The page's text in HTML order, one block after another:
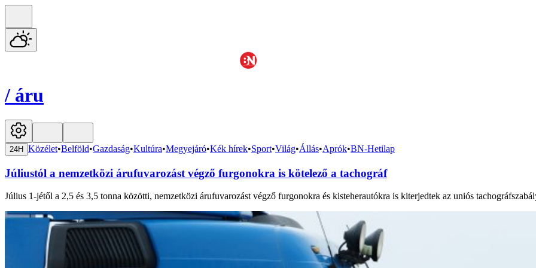
/ áru
24H Közélet•Belföld•Gazdaság•Kultúra•Megyejáró•Kék hírek•Sport•Világ•Állás•Aprók•BN-Hetilap
Júliustól a nemzetközi árufuvarozást végző furgonokra is kötelező a tachográf
Július 1-jétől a 2,5 és 3,5 tonna közötti, nemzetközi árufuvarozást végző furgonokra és kisteherautókra is kiterjedtek az uniós